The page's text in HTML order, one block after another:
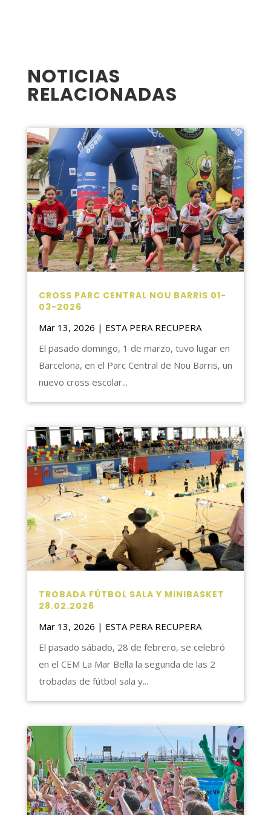
NOTICIAS
RELACIONADAS
CROSS PARC CENTRAL NOU BARRIS 01-
03-2026
Mar 13, 2026 | ESTA PERA RECUPERA
El pasado domingo, 1 de marzo, tuvo lugar en
Barcelona, en el Parc Central de Nou Barris, un
nuevo cross escolar...
TROBADA FÚTBOL SALA Y MINIBASKET
28.02.2026
Mar 13, 2026 | ESTA PERA RECUPERA
El pasado sábado, 28 de febrero, se celebró
en el CEM La Mar Bella la segunda de las 2
trobadas de fútbol sala y...